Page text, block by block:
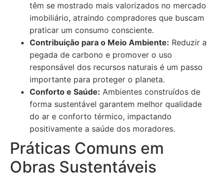
têm se mostrado mais valorizados no mercado
imobiliário, atraindo compradores que buscam
praticar um consumo consciente.
Contribuição para o Meio Ambiente: Reduzir a
pegada de carbono e promover o uso
responsável dos recursos naturais é um passo
importante para proteger o planeta.
Conforto e Saúde: Ambientes construídos de
forma sustentável garantem melhor qualidade
do ar e conforto térmico, impactando
positivamente a saúde dos moradores.
Práticas Comuns em
Obras Sustentáveis